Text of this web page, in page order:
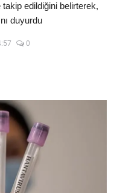
edildiğini belirterek,
duyurdu
0